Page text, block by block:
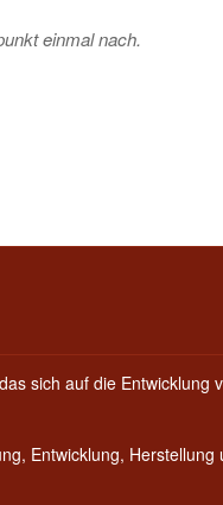
einmal nach.
sich auf die Entwicklung
Entwicklung,